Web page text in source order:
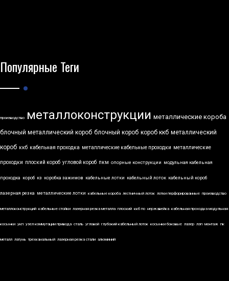
Популярные Теги
производство металлоконструкции металлические короба
блочный металлический короб блочный короб короб ккб металлический
короб ккб кабельная проходка металлические кабельные проходки металлические
проходки плоский короб угловой короб пкм опорные конструкции модульная кабельная
проходка короб кз коробка зажимов кабельные лотки кабельный лоток кабельный короб
лазерная резка металлические лотки кабельные короба лестничный лоток лотки перфорированные производство
металлоконструкций кабельные стойки лазерная резка металла плоский ккб по нержавейка кабельная проходка модульная
косынки укп узел коммутации привода сталь угловой глубокий кабельный лоток косынки боковые лазер лэп монтаж пк
металл латунь трехканальный лазерная резка стали алюминий